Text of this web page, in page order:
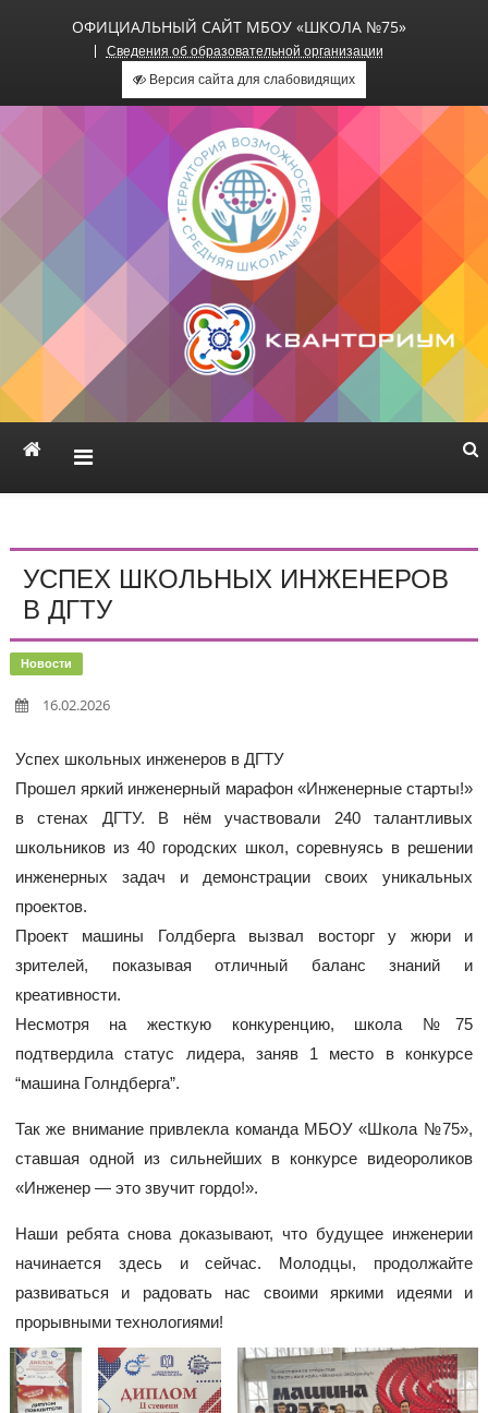
ОФИЦИАЛЬНЫЙ САЙТ МБОУ «ШКОЛА №75»
Сведения об образовательной организации
Версия сайта для слабовидящих
Официальный сайт МБОУ
«Школа №75»
УСПЕХ ШКОЛЬНЫХ ИНЖЕНЕРОВ
В ДГТУ
Новости
16.02.2026
Успех школьных инженеров в ДГТУ
Прошел яркий инженерный марафон «Инженерные старты!»
в стенах ДГТУ. В нём участвовали 240 талантливых
школьников из 40 городских школ, соревнуясь в решении
инженерных задач и демонстрации своих уникальных
проектов.
Проект машины Голдберга вызвал восторг у жюри и
зрителей, показывая отличный баланс знаний и
креативности.
Несмотря на жесткую конкуренцию, школа №75
подтвердила статус лидера, заняв 1 место в конкурсе
“машина Голндберга”.
Так же внимание привлекла команда МБОУ «Школа №75»,
ставшая одной из сильнейших в конкурсе видеороликов
«Инженер — это звучит гордо!».
Наши ребята снова доказывают, что будущее инженерии
начинается здесь и сейчас. Молодцы, продолжайте
развиваться и радовать нас своими яркими идеями и
прорывными технологиями!